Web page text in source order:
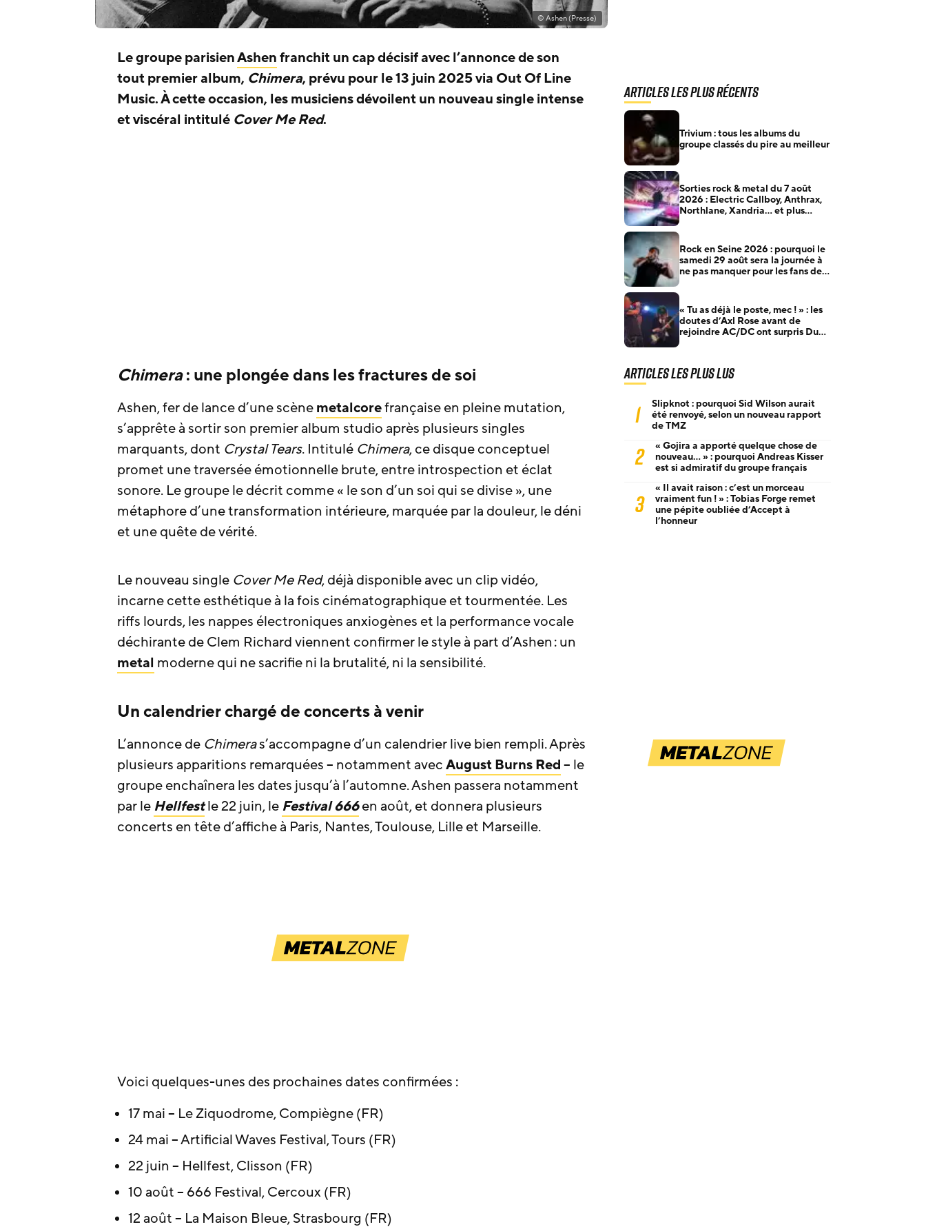
© Ashen (Presse)
Le groupe parisienAshenfranchit un cap décisif avec l’annonce de son
tout premier album, Chimera, prévu pour le 13 juin 2025 via Out Of Line
Music. À cette occasion, les musiciens dévoilent un nouveau single intense
et viscéral intitulé Cover Me Red.
Chimera: une plongée dans les fractures de soi
Ashen, fer de lance d’une scènemetalcorefrançaise en pleine mutation,
s’apprête à sortir son premier album studio après plusieurs singles
marquants, dont Crystal Tears. Intitulé Chimera, ce disque conceptuel
promet une traversée émotionnelle brute, entre introspection et éclat
sonore. Le groupe le décrit comme « le son d’un soi qui se divise », une
métaphore d’une transformation intérieure, marquée par la douleur, le déni
et une quête de vérité.
Le nouveau single Cover Me Red, déjà disponible avec un clip vidéo,
incarne cette esthétique à la fois cinématographique et tourmentée. Les
riffs lourds, les nappes électroniques anxiogènes et la performance vocale
déchirante de Clem Richard viennent confirmer le style à part d’Ashen : un
metal moderne qui ne sacrifie ni la brutalité, ni la sensibilité.
Un calendrier chargé de concerts à venir
L’annonce de Chimeras’accompagne d’un calendrier live bien rempli. Après
plusieurs apparitions remarquées – notamment avecAugust Burns Red– le
groupe enchaînera les dates jusqu’à l’automne. Ashen passera notamment
par le Hellfestle 22 juin, le Festival 666en août, et donnera plusieurs
concerts en tête d’affiche à Paris, Nantes, Toulouse, Lille et Marseille.
Voici quelques-unes des prochaines dates confirmées :
17 mai – Le Ziquodrome, Compiègne (FR)
24 mai – Artificial Waves Festival, Tours (FR)
22 juin – Hellfest, Clisson (FR)
10 août – 666 Festival, Cercoux (FR)
12 août – La Maison Bleue, Strasbourg (FR)
Articles les plus récents
Trivium : tous les albums du
groupe classés du pire au meilleur
Sorties rock & metal du 7 août
2026 : Electric Callboy, Anthrax,
Northlane, Xandria… et plus
Rock en Seine 2026 : pourquoi le
samedi 29 août sera la journée à
ne pas manquer pour les fans de
« Tu as déjà le poste, mec ! » : les
doutes d’Axl Rose avant de
rejoindre AC/DC ont surpris Duff
Articles les plus lus
1
Slipknot : pourquoi Sid Wilson aurait
été renvoyé, selon un nouveau rapport
de TMZ
2
« Gojira a apporté quelque chose de
nouveau… » : pourquoi Andreas Kisser
est si admiratif du groupe français
3
« Il avait raison : c’est un morceau
vraiment fun ! » : Tobias Forge remet
une pépite oubliée d’Accept à
l’honneur